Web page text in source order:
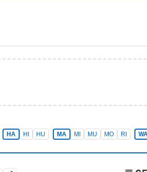
HA HI HU MA MI MU MO RI